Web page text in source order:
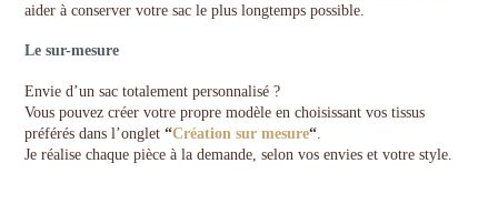
aider à conserver votre sac le plus longtemps possible.
Le sur-mesure
Envie d’un sac totalement personnalisé ?
Vous pouvez créer votre propre modèle en choisissant vos tissus
préférés dans l’onglet“Création sur mesure“
Je réalise chaque pièce à la demande, selon vos envies et votre style.